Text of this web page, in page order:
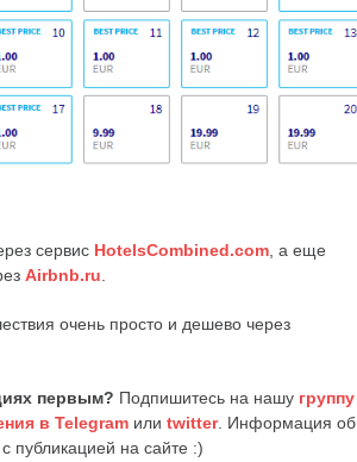
сервис HotelsCombined.com , а еще
Airbnb.ru
очень просто и дешево через
первым? Подпишитесь на нашу группу
в Telegram или twitter. Информация об
публикацией на сайте :)